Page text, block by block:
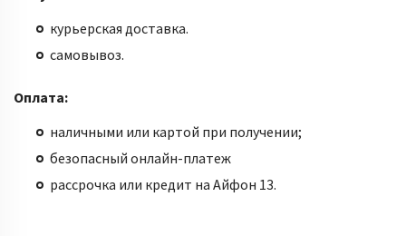
курьерская доставка.
самовывоз.
Оплата:
наличными или картой при получении;
безопасный онлайн-платеж
рассрочка или кредит на Айфон 13.